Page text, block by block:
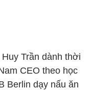
Trần dành thời
CEO theo học
Berlin dạy nấu ăn